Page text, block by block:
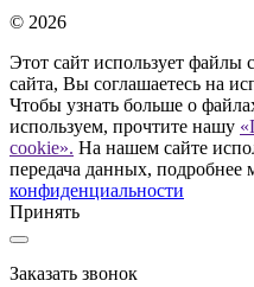
© 2026
Этот сайт использует
сайта, Вы соглашаетесь на
Чтобы узнать больше о
используем, прочтите нашу
cookie». На нашем сайте
передача данных, подробнее
конфиденциальности
Принять
Заказать звонок